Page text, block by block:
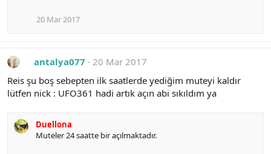
20 Mar 2017
antalya077
20 Mar 2017
Reis şu boş sebepten ilk saatlerde yediğim muteyi kaldır
lütfen nick : UFO361 hadi artık açın abi sıkıldım ya
Duellona
Muteler 24 saatte bir açılmaktadır.